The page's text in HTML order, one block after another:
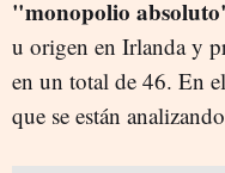
"monopolio
u origen en Irlanda y
en un total de 46. En
que se están